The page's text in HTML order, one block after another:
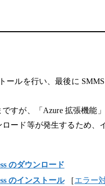
ールを行い、最後に
すが、「Azure 拡張機能
ード等が発生するため、
のダウンロード
のインストール［エラー